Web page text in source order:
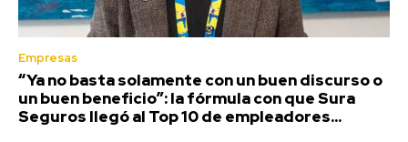
Empresas
“Ya no basta solamente con un buen discurso o
un buen beneficio”: la fórmula con que Sura
Seguros llegó al Top 10 de empleadores...